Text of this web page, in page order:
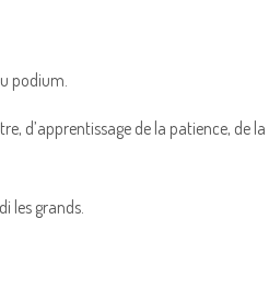
podium.
d’apprentissage de la patience, de
les grands.